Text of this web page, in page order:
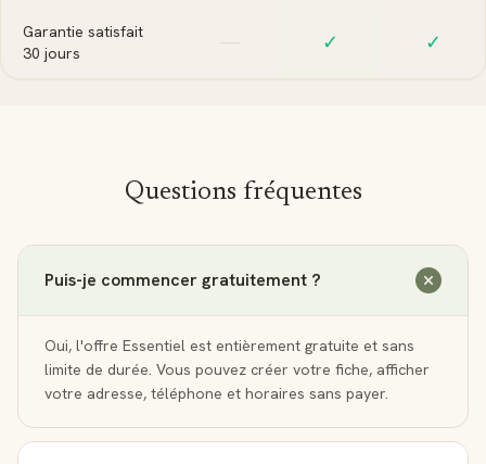
Garantie satisfait
30 jours
— ✓ ✓
Questions fréquentes
Puis-je commencer gratuitement ?
Oui, l'offre Essentiel est entièrement gratuite et sans
limite de durée. Vous pouvez créer votre fiche, afficher
votre adresse, téléphone et horaires sans payer.